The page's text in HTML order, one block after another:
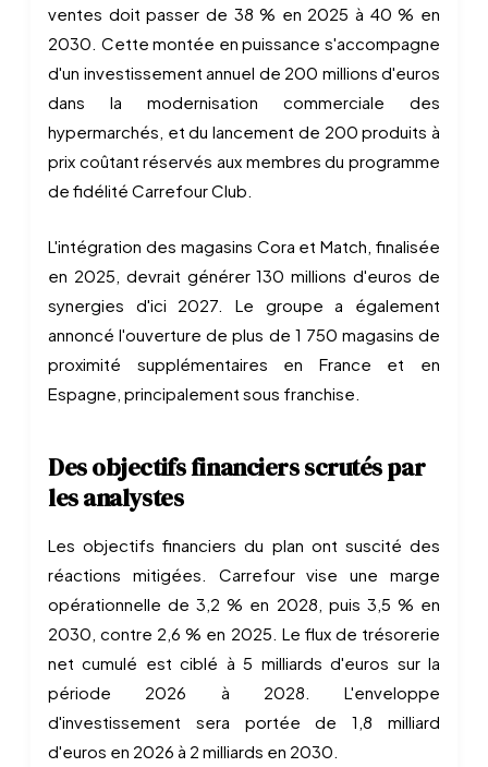
ventes doit passer de 38 % en 2025 à 40 % en
2030. Cette montée en puissance s'accompagne
d'un investissement annuel de 200 millions d'euros
dans la modernisation commerciale des
hypermarchés, et du lancement de 200 produits à
prix coûtant réservés aux membres du programme
de fidélité Carrefour Club.
L'intégration des magasins Cora et Match, finalisée
en 2025, devrait générer 130 millions d'euros de
synergies d'ici 2027. Le groupe a également
annoncé l'ouverture de plus de 1 750 magasins de
proximité supplémentaires en France et en
Espagne, principalement sous franchise.
Des objectifs financiers scrutés par
les analystes
Les objectifs financiers du plan ont suscité des
réactions mitigées. Carrefour vise une marge
opérationnelle de 3,2 % en 2028, puis 3,5 % en
2030, contre 2,6 % en 2025. Le flux de trésorerie
net cumulé est ciblé à 5 milliards d'euros sur la
période 2026 à 2028. L'enveloppe
d'investissement sera portée de 1,8 milliard
d'euros en 2026 à 2 milliards en 2030.